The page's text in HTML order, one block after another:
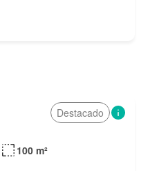
Destacado
100 m²